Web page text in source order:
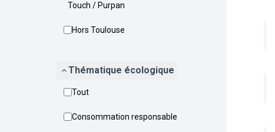
Touch / Purpan
Hors Toulouse
Thématique écologique
Tout
Consommation responsable